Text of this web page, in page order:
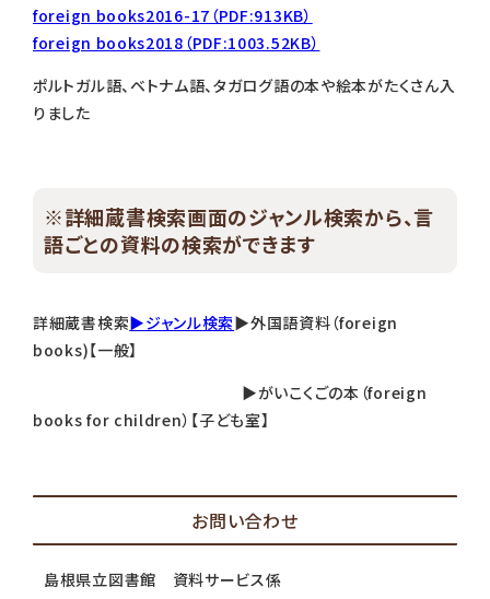
foreign books2016-17（PDF:913KB）
foreign books2018（PDF:1003.52KB）
ポルトガル語、ベトナム語、タガログ語の本や絵本がたくさん入
りました
※詳細蔵書検索画面のジャンル検索から、言
語ごとの資料の検索ができます
詳細蔵書検索▶ジャンル検索▶外国語資料（foreign
books)【一般】
▶がいこくごの本（foreign
books for children）【子ども室】
お問い合わせ
島根県立図書館 資料サービス係